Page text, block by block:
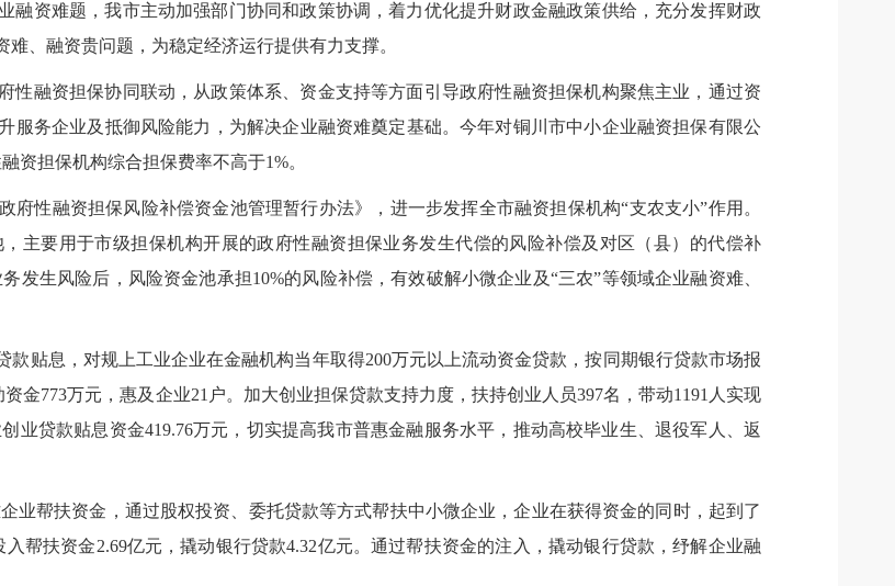
融资难题，我市主动加强部门协同和政策协调，着力优化提升财政金融政策供给，充分发挥财政
、融资贵问题，为稳定经济运行提供有力支撑。
性融资担保协同联动，从政策体系、资金支持等方面引导政府性融资担保机构聚焦主业，通过资
服务企业及抵御风险能力，为解决企业融资难奠定基础。今年对铜川市中小企业融资担保有限公
资担保机构综合担保费率不高于1%。
性融资担保风险补偿资金池管理暂行办法》，进一步发挥全市融资担保机构“支农支小”作用。
主要用于市级担保机构开展的政府性融资担保业务发生代偿的风险补偿及对区（县）的代偿补
发生风险后，风险资金池承担10%的风险补偿，有效破解小微企业及“三农”等领域企业融资难、
贴息，对规上工业企业在金融机构当年取得200万元以上流动资金贷款，按同期银行贷款市场报
金773万元，惠及企业21户。加大创业担保贷款支持力度，扶持创业人员397名，带动1191人实现
业贷款贴息资金419.76万元，切实提高我市普惠金融服务水平，推动高校毕业生、退役军人、返
业帮扶资金，通过股权投资、委托贷款等方式帮扶中小微企业，企业在获得资金的同时，起到了
帮扶资金2.69亿元，撬动银行贷款4.32亿元。通过帮扶资金的注入，撬动银行贷款，纾解企业融